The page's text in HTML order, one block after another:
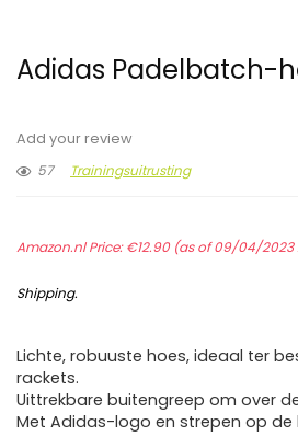
Adidas Padelbatch-
Add your review
57
Trainingsuitrusting
Amazon.nl Price:€12.90(as of 09/04/2023
Shipping.
Lichte, robuuste hoes, ideaal ter
rackets.
Uittrekbare buitengreep om over
Met Adidas-logo en strepen op de